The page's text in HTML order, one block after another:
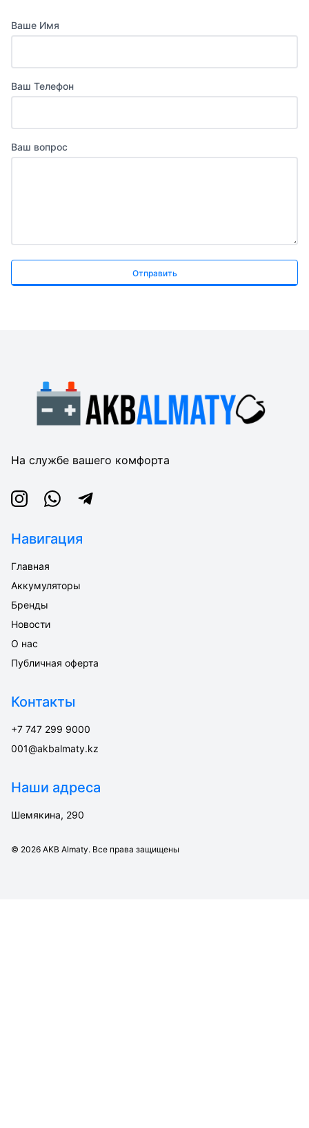
Ваше Имя
Ваш Телефон
Ваш вопрос
Отправить
На службе вашего комфорта
InstagramWhatsappTelegram
Навигация
Главная
Аккумуляторы
Бренды
Новости
О нас
Публичная оферта
Контакты
+7 747 299 9000
001@akbalmaty.kz
Наши адреса
Шемякина, 290
© 2026 AKB Almaty. Все права защищены